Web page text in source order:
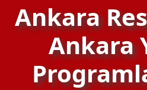
Ankara
Ankara